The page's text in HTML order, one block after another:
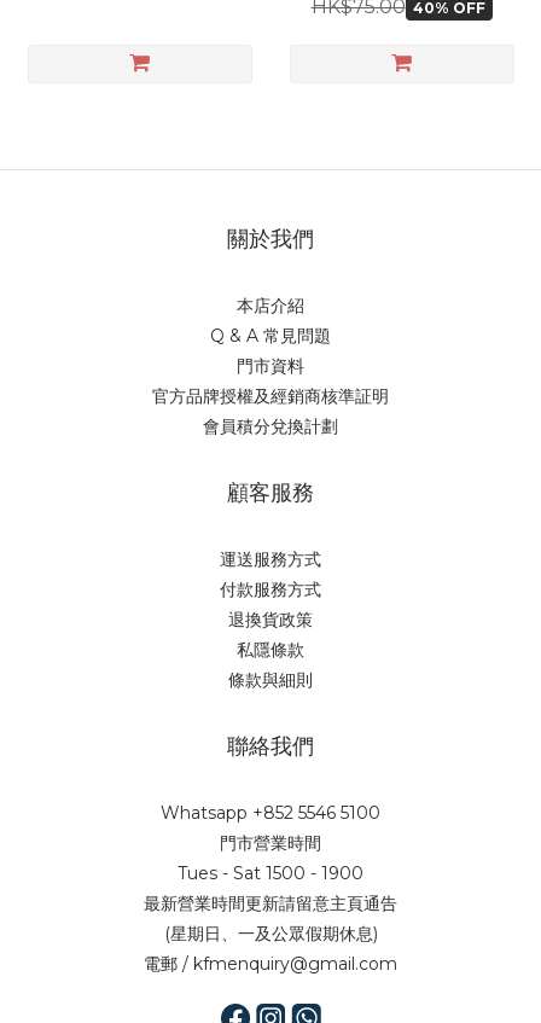
HK$75.00 40% OFF
關於我們
本店介紹
Q & A 常見問題
門市資料
官方品牌授權及經銷商核準証明
會員積分兌換計劃
顧客服務
運送服務方式
付款服務方式
退換貨政策
私隱條款
條款與細則
聯絡我們
Whatsapp +852 5546 5100
門市營業時間
Tues - Sat 1500 - 1900
最新營業時間更新請留意主頁通告
(星期日、一及公眾假期休息)
電郵 / kfmenquiry@gmail.com